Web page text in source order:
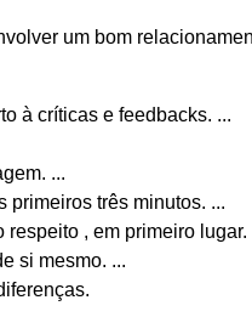
um bom
à críticas e feedbacks. ...
...
primeiros três minutos. ...
respeito , em primeiro lugar.
si mesmo. ...